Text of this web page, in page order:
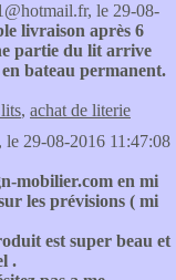
le 29-08-
livraison après 6
partie du lit arrive
bateau permanent.
, achat de literie
le 29-08-2016 11:47:08
mobilier.com en mi
les prévisions ( mi
est super beau et
.